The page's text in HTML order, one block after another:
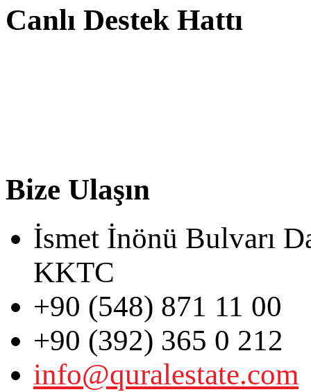
Canlı Destek Hattı
Bize Ulaşın
İsmet İnönü Bulvarı
KKTC
+90 (548) 871 11 00
+90 (392) 365 0 212
info@quralestate.com